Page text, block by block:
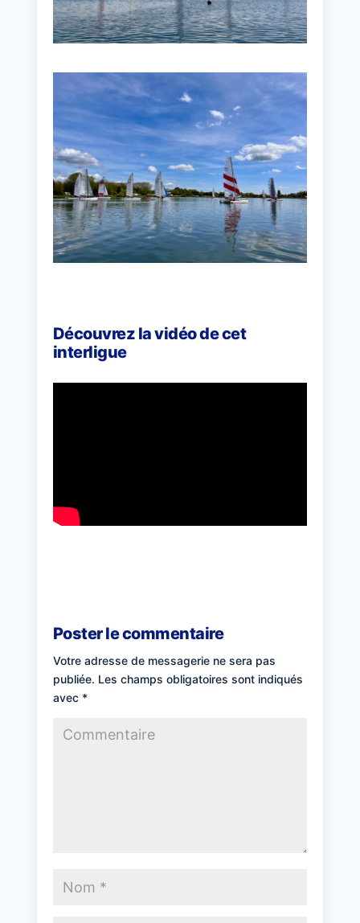
Découvrez la vidéo de cet
interligue
Poster le commentaire
Votre adresse de messagerie ne sera pas
publiée. Les champs obligatoires sont indiqués
avec *